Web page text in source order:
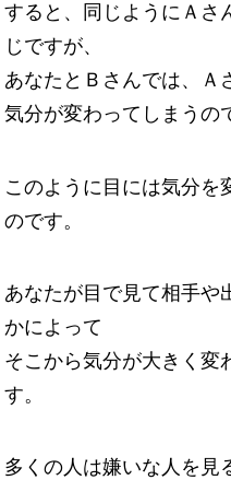
すると、同じようにＡさ
じですが、
あなたとＢさんでは、Ａ
気分が変わってしまうの
このように目には気分を
のです。
あなたが目で見て相手や
かによって
そこから気分が大きく変
す。
多くの人は嫌いな人を見